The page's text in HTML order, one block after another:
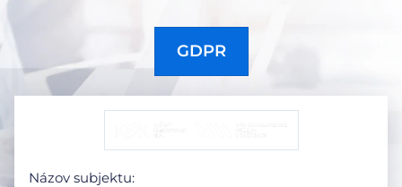
GDPR
Názov subjektu: